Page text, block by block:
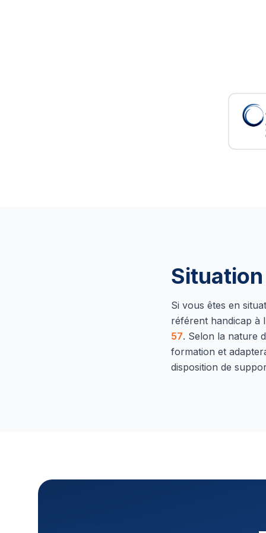
Si vous êtes en
référent handicap à
57. Selon la nature
formation et
disposition de